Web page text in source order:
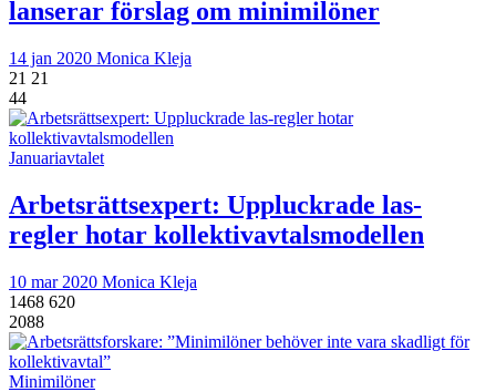
lanserar förslag om minimilöner
14 jan 2020 Monica Kleja
21 21
44
Januariavtalet
Arbetsrättsexpert: Uppluckrade las-
regler hotar kollektivavtalsmodellen
10 mar 2020 Monica Kleja
1468 620
2088
Minimilöner